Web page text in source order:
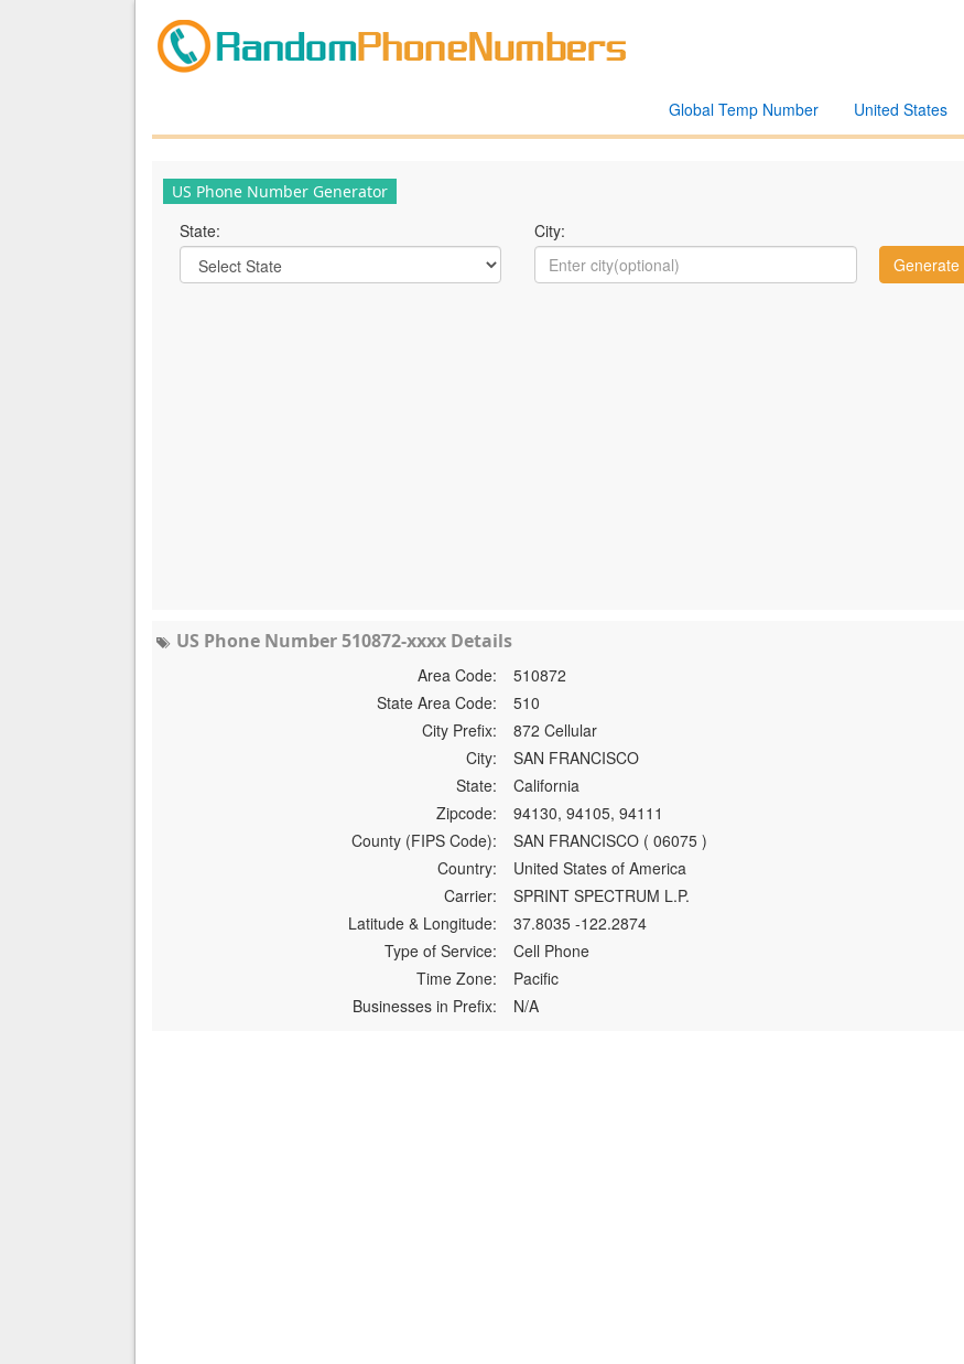
United States
Global Temp Number
US Phone Number Generator
State: City:
US Phone Number 510872-xxxx Details
Area Code:
510872
State Area Code:
510
City Prefix:
872 Cellular
City:
SAN FRANCISCO
State:
California
Zipcode:
94130, 94105, 94111
County (FIPS Code):
SAN FRANCISCO ( 06075 )
Country:
United States of America
Carrier:
SPRINT SPECTRUM L.P.
Latitude & Longitude:
37.8035 -122.2874
Type of Service:
Cell Phone
Time Zone:
Pacific
Businesses in Prefix:
N/A